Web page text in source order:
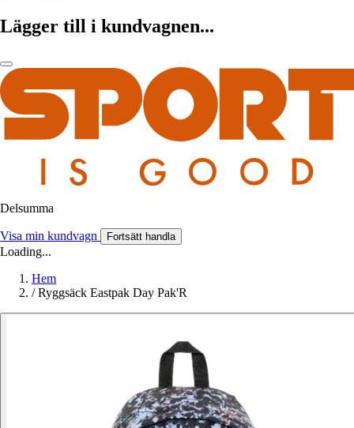
Lägger till i kundvagnen...
Delsumma
Visa min kundvagn Fortsätt handla
Loading...
Hem
/ Ryggsäck Eastpak Day Pak'R